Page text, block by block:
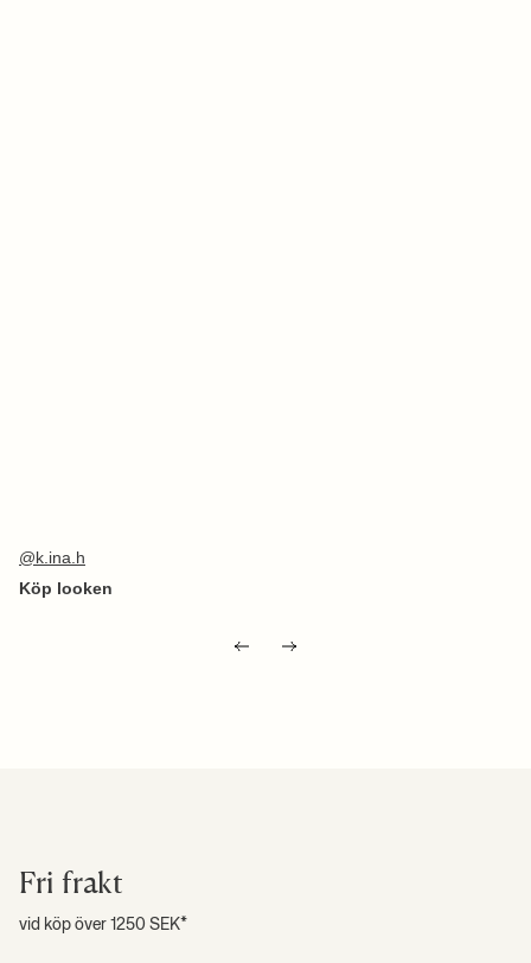
Inlägg
publicerat
k.ina.h
Fri frakt
vid köp över 1250 SEK*